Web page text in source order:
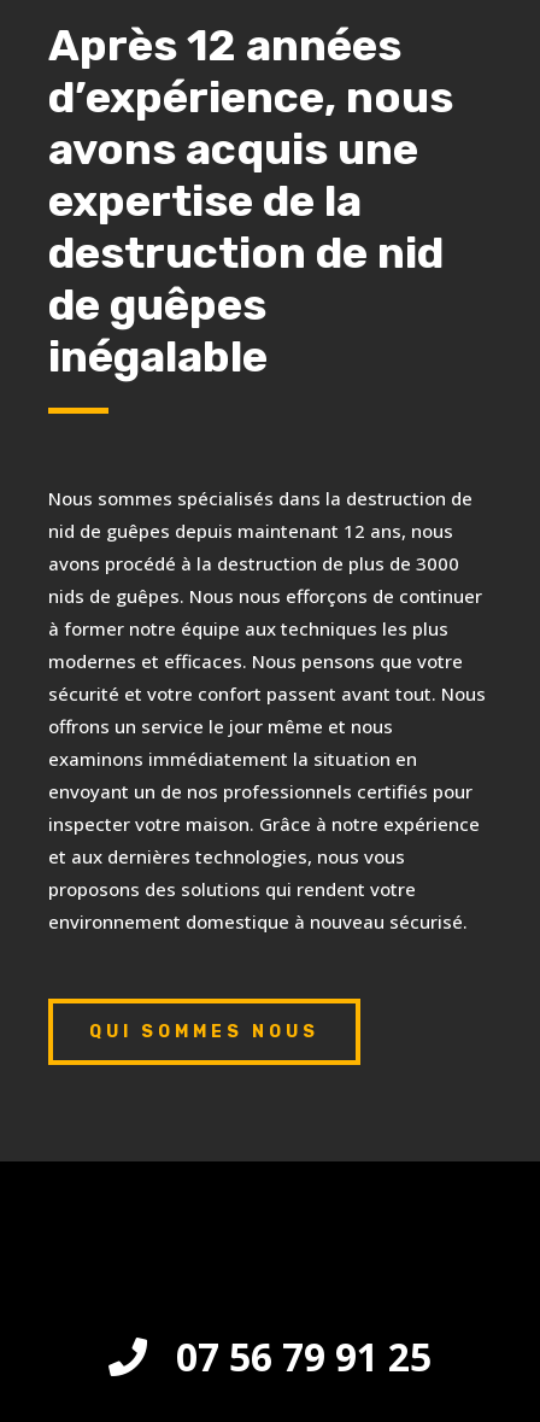
Après 12 années
d’expérience, nous
avons acquis une
expertise de la
destruction de nid
de guêpes
inégalable
Nous sommes spécialisés dans la destruction de
nid de guêpes depuis maintenant 12 ans, nous
avons procédé à la destruction de plus de 3000
nids de guêpes. Nous nous efforçons de continuer
à former notre équipe aux techniques les plus
modernes et efficaces. Nous pensons que votre
sécurité et votre confort passent avant tout. Nous
offrons un service le jour même et nous
examinons immédiatement la situation en
envoyant un de nos professionnels certifiés pour
inspecter votre maison. Grâce à notre expérience
et aux dernières technologies, nous vous
proposons des solutions qui rendent votre
environnement domestique à nouveau sécurisé.
QUI SOMMES NOUS
07 56 79 91 25